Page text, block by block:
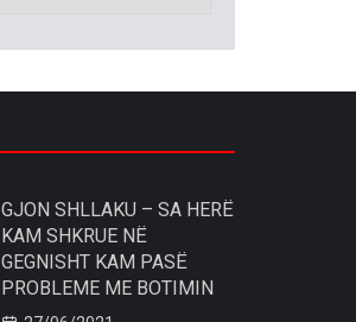
GJON SHLLAKU – SA HERË
KAM SHKRUE NË
GEGNISHT KAM PASË
PROBLEME ME BOTIMIN